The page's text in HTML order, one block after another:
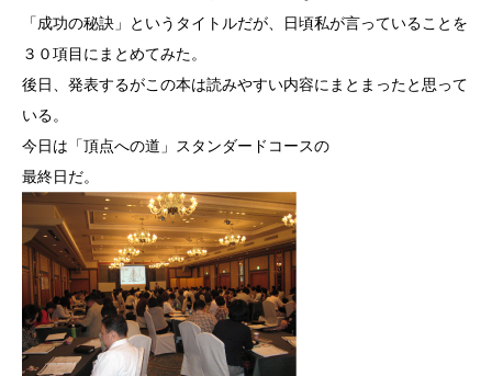
「成功の秘訣」というタイトルだが、日頃私が言っていることを
３０項目にまとめてみた。
後日、発表するがこの本は読みやすい内容にまとまったと思って
いる。
今日は「頂点への道」スタンダードコースの
最終日だ。